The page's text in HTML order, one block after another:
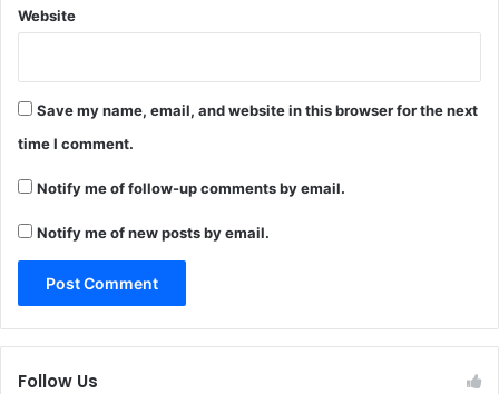
Website
Save my name, email, and website in this browser for the next
time I comment.
Notify me of follow-up comments by email.
Notify me of new posts by email.
Follow Us